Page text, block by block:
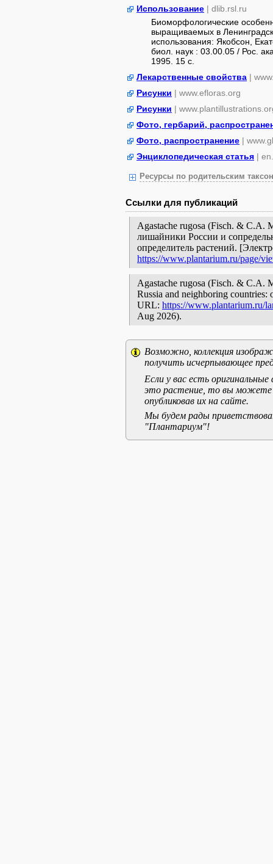
Использование | dlib.rsl.ru
Биоморфологические
выращиваемых в
использования: Якобсон,
биол. наук : 03.00.05 / Рос.
1995. 15 с.
Лекарственные свойства |
Рисунки | www.efloras.org
Рисунки |
Фото, гербарий,
Фото, распространение |
Энциклопедическая статья |
Ресурсы по родительским
Ссылки для публикаций
Agastache rugosa (Fisch. & C.A.
лишайники России и
определитель растений.
https://www.plantarium.ru/page/
Agastache rugosa (Fisch. & C.A.
Russia and neighboring
URL: https://www.plantarium.ru/
Aug 2026).
Возможно, коллекция
получить исчерпывающее
Если у вас есть
это растение, то вы можете
опубликовав их на сайте.
Мы будем рады
"Плантариум"!